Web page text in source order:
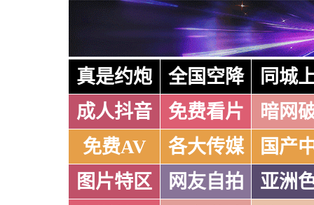
真是约炮 全国空降
同城
成人抖音
免费看片
暗网
免费AV
各大传媒
国产
图片特区
网友自拍
亚洲